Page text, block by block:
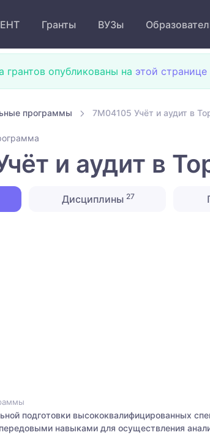
ЕНТ Гранты ВУЗы
грантов опубликованы на этой странице
программы 7M04105 Учёт и аудит в
и аудит в
Дисциплины27
подготовки высококвалифицированных
навыками для осуществления